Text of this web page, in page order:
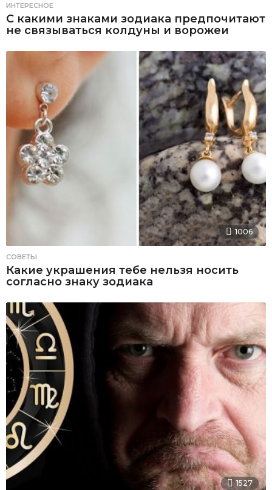
ИНТЕРЕСНОЕ
С какими знаками зодиака предпочитают
не связываться колдуны и ворожеи
1006
СОВЕТЫ
Какие украшения тебе нельзя носить
согласно знаку зодиака
1527